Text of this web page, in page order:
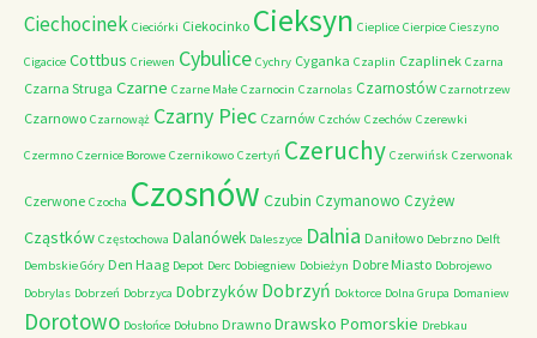
Ciechocinek Cieciórki Ciekocinko Cieksyn Cieplice Cierpice Cieszyno
Cigacice Cottbus Criewen Cybulice Cychry Cyganka Czaplin Czaplinek Czarna
Czarna Struga Czarne Czarne Małe Czarnocin Czarnolas Czarnostów Czarnotrzew
Czarnowo Czarnowąż Czarny Piec Czarnów Czchów Czechów Czerewki
Czermno Czernice Borowe Czernikowo Czertyń Czeruchy Czerwińsk Czerwonak
Czerwone Czocha Czosnów Czubin Czymanowo Czyżew
Cząstków Częstochowa Dalanówek Daleszyce Dalnia Daniłowo Debrzno Delft
Dembskie Góry Den Haag Depot Derc Dobiegniew Dobieżyn Dobre Miasto Dobrojewo
Dobrylas Dobrzeń Dobrzyca Dobrzyków Dobrzyń Doktorce Dolna Grupa Domaniew
Dorotowo Dosłońce Dołubno Drawno Drawsko Pomorskie Drebkau